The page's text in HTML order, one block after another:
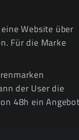
Website über
Für die Marke
der User die
48h ein